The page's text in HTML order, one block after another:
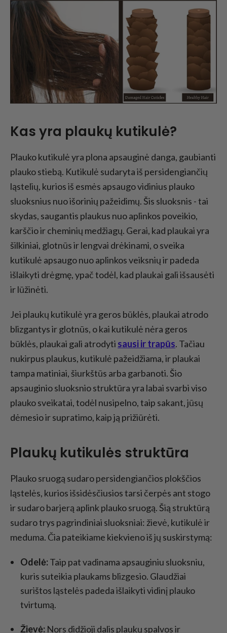
Kas yra plaukų kutikulė?
Plauko kutikulė yra plona apsauginė danga, gaubianti
plauko stiebą. Kutikulė sudaryta iš persidengiančių
ląstelių, kurios iš esmės apsaugo vidinius plauko
sluoksnius nuo išorinių pažeidimų. Šis sluoksnis - tai
skydas, saugantis plaukus nuo aplinkos poveikio,
karščio ir cheminių medžiagų. Gerai, kad plaukai yra
šilkiniai, glotnūs ir lengvai drėkinami, o sveika
kutikulė apsaugo nuo aplinkos veiksnių ir padeda
išlaikyti drėgmę, ypač todėl, kad plaukai gali išsausėti
ir lūžinėti.
Jei plaukų kutikulė yra geros būklės, plaukai atrodo
blizgantys ir glotnūs, o kai kutikulė nėra geros
būklės, plaukai gali atrodyti sausi ir trapūs. Tačiau
nukirpus plaukus, kutikulė pažeidžiama, ir plaukai
tampa matiniai, šiurkštūs arba garbanoti. Šio
apsauginio sluoksnio struktūra yra labai svarbi viso
plauko sveikatai, todėl nusipelno, taip sakant, jūsų
dėmesio ir supratimo, kaip ją prižiūrėti.
Plaukų kutikulės struktūra
Plauko sruogą sudaro persidengiančios plokščios
ląstelės, kurios išsidėsčiusios tarsi čerpės ant stogo
ir sudaro barjerą aplink plauko sruogą. Šią struktūrą
sudaro trys pagrindiniai sluoksniai: žievė, kutikulė ir
meduma. Čia pateikiame kiekvieno iš jų suskirstymą:
Odelė:Taip pat vadinama apsauginiu sluoksniu,
kuris suteikia plaukams blizgesio. Glaudžiai
surištos ląstelės padeda išlaikyti vidinį plauko
tvirtumą.
Žievė: Nors didžioji dalis plaukų spalvos ir